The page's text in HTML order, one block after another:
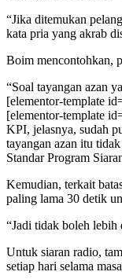
“Jika ditemukan
kata pria yang akrab
Boim mencontohkan,
“Soal tayangan azan
[elementor-template
[elementor-template
KPI, jelasnya, sudah
tayangan azan itu
Standar Program
Kemudian, terkait
paling lama 30 detik
“Jadi tidak boleh lebih
Untuk siaran radio,
setiap hari selama